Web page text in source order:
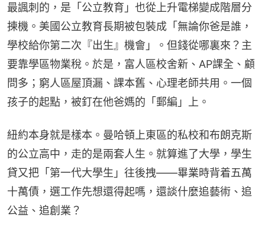
最諷刺的，是「公立教育」也從上升電梯變成階層分
揀機。美國公立教育長期被包裝成「無論你爸是誰，
學校給你第二次『出生』機會」。但錢從哪裏來？主
要靠學區物業稅。於是，富人區校舍新、AP課全、顧
問多；窮人區屋頂漏、課本舊、心理老師共用。一個
孩子的起點，被釘在他爸媽的「郵編」上。
紐約本身就是樣本。曼哈頓上東區的私校和布朗克斯
的公立高中，走的是兩套人生。就算進了大學，學生
貸又把「第一代大學生」往後拽——畢業時背着五萬
十萬債，選工作先想還得起嗎，還談什麼追藝術、追
公益、追創業？